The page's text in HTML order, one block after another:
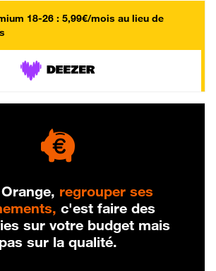
18-26 : 5,99€/mois au lieu de
regrouper ses
c'est faire des
sur votre budget mais
pas sur la qualité.